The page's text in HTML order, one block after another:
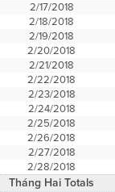
2/17/2018
2/18/2018
2/19/2018
2/20/2018
2/21/2018
2/22/2018
2/23/2018
2/24/2018
2/25/2018
2/26/2018
2/27/2018
2/28/2018
Tháng Hai Totals